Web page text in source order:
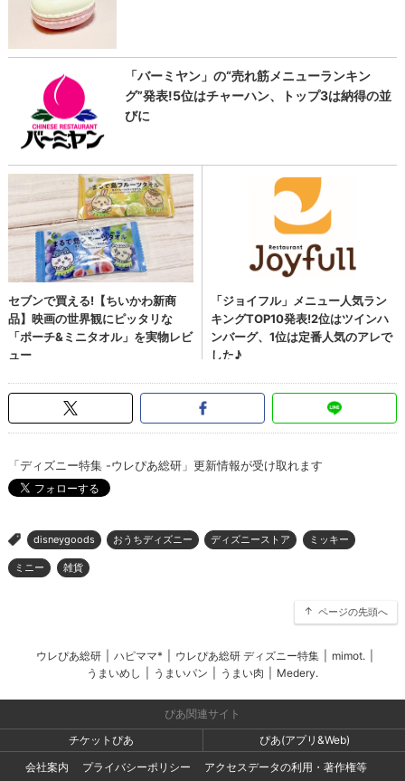
「ディズニー特集 -ウレぴあ総研」更新情報が受け取れます
> disneygoods おうちディズニー ディズニーストア ミッキー
ミニー 雑貨
ページの先頭へ
ウレぴあ総研 ハピママ* ウレぴあ総研 ディズニー特集 mimot.
うまいめし
うまいパン うまい肉 Medery.
ぴあ関連サイト
チケットぴあ
ぴあ(アプリ&Web)
会社案内
プライバシーポリシー アクセスデータの利用・著作権等